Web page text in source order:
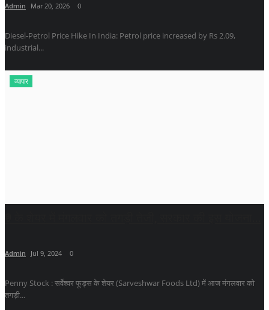
Admin Mar 20, 2026 0
Diesel-Petrol Price Hike In India: Petrol price increased by Rs 2.09,
industrial...
व्यापार
Admin Jul 9, 2024 0
Penny Stock : सर्वेश्वर फूड्स के शेयर (Sarveshwar Foods Ltd) में आज मंगलवार को
तगड़ी...